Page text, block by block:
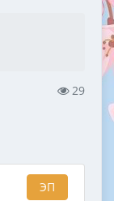
29
ЭП